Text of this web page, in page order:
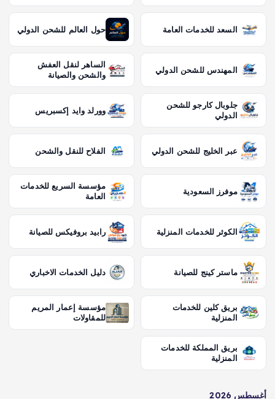
السعد للخدمات العامة حول العالم للشحن الدولي
المهندس للشحن الدولي
الساهر لنقل العفش
والشحن والصيانة
جلوبال كارجو للشحن
الدولي
وورلد وايد إكسبريس
عبر الخليج للشحن الدولي الفلاح للنقل والشحن
موفرز السعودية
مؤسسة السريع للخدمات
العامة
الكوثر للخدمات المنزلية رابيد بروفيكس للصيانة
ماستر كينج للصيانة دليل الخدمات الاخباري
بريق كلين للخدمات
المنزلية
مؤسسة إعمار المريم
للمقاولات
بريق المملكة للخدمات
المنزلية
أغسطس 2026